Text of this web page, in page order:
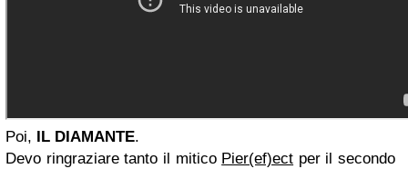
Poi, IL DIAMANTE.
Devo ringraziare tanto il mitico Pier(ef)ect per il secondo